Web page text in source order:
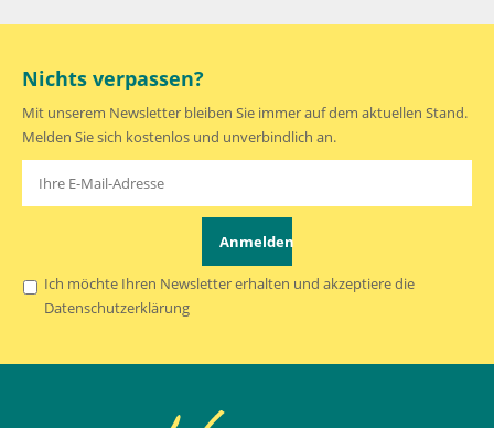
Nichts verpassen?
Mit unserem Newsletter bleiben Sie immer auf dem aktuellen Stand.
Melden Sie sich kostenlos und unverbindlich an.
Anmelden
Ich möchte Ihren Newsletter erhalten und akzeptiere die
Datenschutzerklärung